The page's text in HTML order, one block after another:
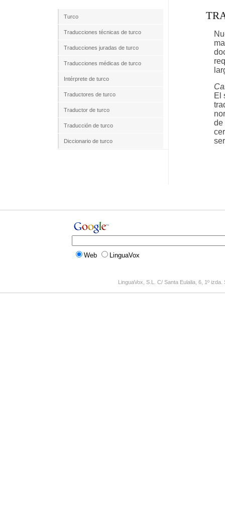
Turco
Traducciones técnicas de turco
Traducciones juradas de turco
Traducciones médicas de turco
Intérprete de turco
Traductores de turco
Traductor de turco
Traducción de turco
Diccionario de turco
El
de
Web LinguaVox
LinguaVox, S.L. C/ Santa Eulalia, 6, 1º